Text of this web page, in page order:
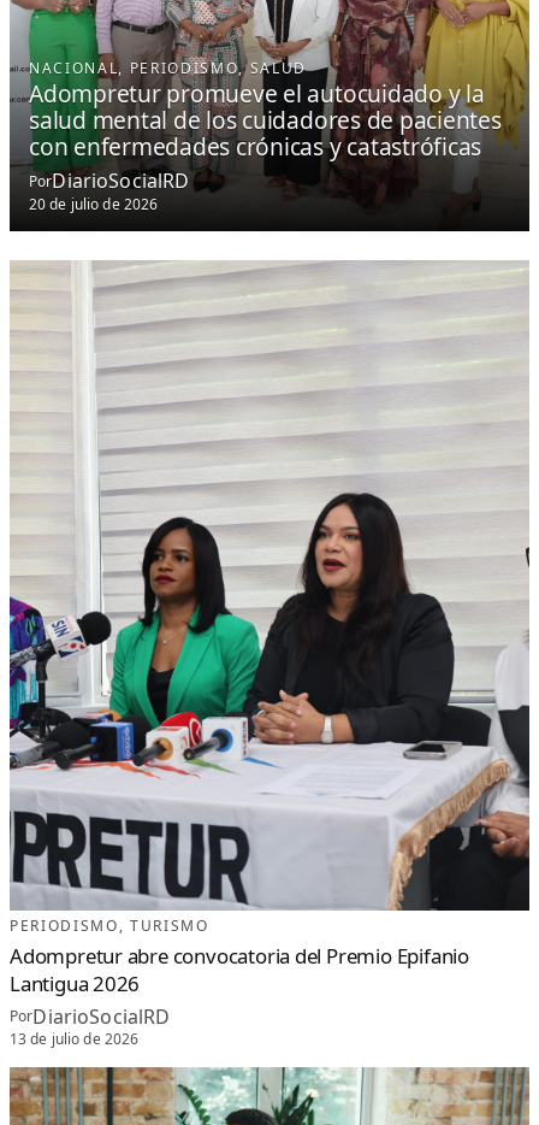
NACIONAL, PERIODISMO, SALUD
Adompretur promueve el autocuidado y la
salud mental de los cuidadores de pacientes
con enfermedades crónicas y catastróficas
PorDiarioSocialRD
20 de julio de 2026
PERIODISMO, TURISMO
Adompretur abre convocatoria del Premio Epifanio
Lantigua 2026
PorDiarioSocialRD
13 de julio de 2026